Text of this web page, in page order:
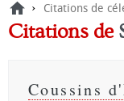
› Citations de
Citations de
Coussins